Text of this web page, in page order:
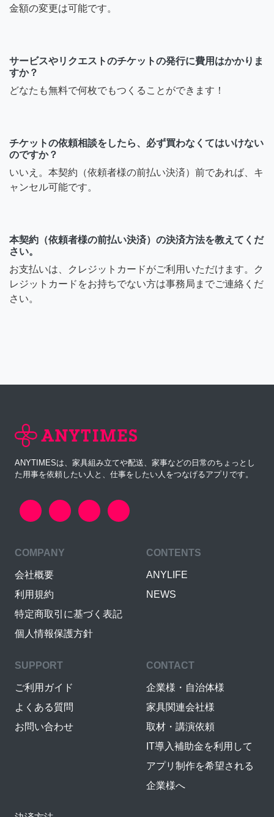
金額の変更は可能です。
サービスやリクエストのチケットの発行に費用はかかりま
すか？
どなたも無料で何枚でもつくることができます！
チケットの依頼相談をしたら、必ず買わなくてはいけない
のですか？
いいえ。本契約（依頼者様の前払い決済）前であれば、キ
ャンセル可能です。
本契約（依頼者様の前払い決済）の決済方法を教えてくだ
さい。
お支払いは、クレジットカードがご利用いただけます。ク
レジットカードをお持ちでない方は事務局までご連絡くだ
さい。
ANYTIMESは、家具組み立てや配送、家事などの日常のちょっとし
た用事を依頼したい人と、仕事をしたい人をつなげるアプリです。
COMPANY
会社概要
利用規約
特定商取引に基づく表記
個人情報保護方針
CONTENTS
ANYLIFE
NEWS
SUPPORT
ご利用ガイド
よくある質問
お問い合わせ
CONTACT
企業様・自治体様
家具関連会社様
取材・講演依頼
IT導入補助金を利用して
アプリ制作を希望される
企業様へ